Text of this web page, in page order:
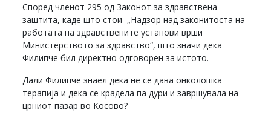
Според членот 295 од Законот за здравствена
заштита, каде што стои „Надзор над законитоста на
работата на здравствените установи врши
Министерството за здравство“, што значи дека
Филипче бил директно одговорен за истото.
Дали Филипче знаел дека не се дава онколошка
терапија и дека се крадела па дури и завршувала на
црниот пазар во Косово?